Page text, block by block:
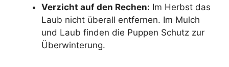
Verzicht auf den Rechen: Im Herbst das
Laub nicht überall entfernen. Im Mulch
und Laub finden die Puppen Schutz zur
Überwinterung.